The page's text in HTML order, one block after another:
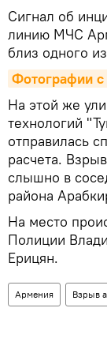
Сигнал об
линию МЧС
близ одного
Фотографии с
На этой же
технологий
отправилась
расчета.
слышно в
района
На место
Полиции
Ерицян.
Армения Взрыв